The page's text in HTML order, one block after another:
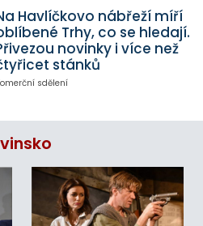
Havlíčkovo nábřeží míří
Trhy, co se hledají.
novinky i více než
stánků
sdělení